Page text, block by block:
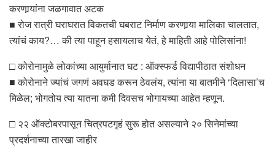
करणार्‍यांना जळगावात अटक
■ रोज रात्री घराघरात विकतची घबराट निर्माण करणार्‍या मालिका चालतात,
त्यांचं काय?… की त्या पाहून हसायलाच येतं, हे माहिती आहे पोलिसांना!
□ कोरोनामुळे लोकांच्या आयुर्मानात घट : ऑक्स्फर्ड विद्यापीठात संशोधन
■ कोरोनाने ज्यांचं जगणं अवघड करून ठेवलंय, त्यांना या बातमीने ‘दिलासा’च
मिळेल; भोगतोय त्या यातना कमी दिवसच भोगायच्या आहेत म्हणून.
□ २२ ऑक्टोबरपासून चित्रपटगृहं सुरू होत असल्याने २० सिनेमांच्या
प्रदर्शनाच्या तारखा जाहीर